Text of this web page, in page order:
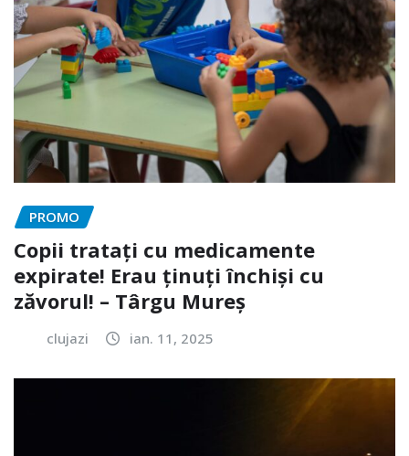
PROMO
Copii tratați cu medicamente
expirate! Erau ținuți închiși cu
zăvorul! – Târgu Mureș
clujazi ian. 11, 2025